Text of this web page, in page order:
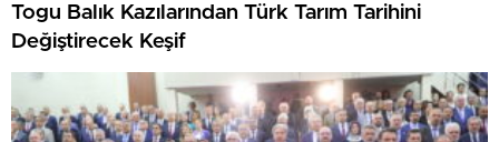
Togu Balık Kazılarından Türk Tarım Tarihini
Değiştirecek Keşif